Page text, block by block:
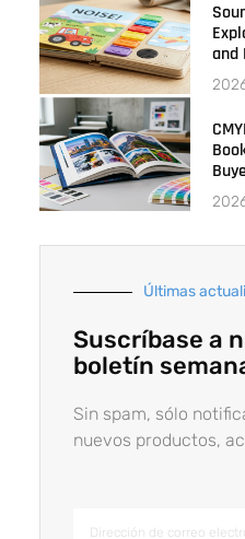
and
Últimas
Suscríbase a
boletín
Sin spam, sólo
nuevos productos,